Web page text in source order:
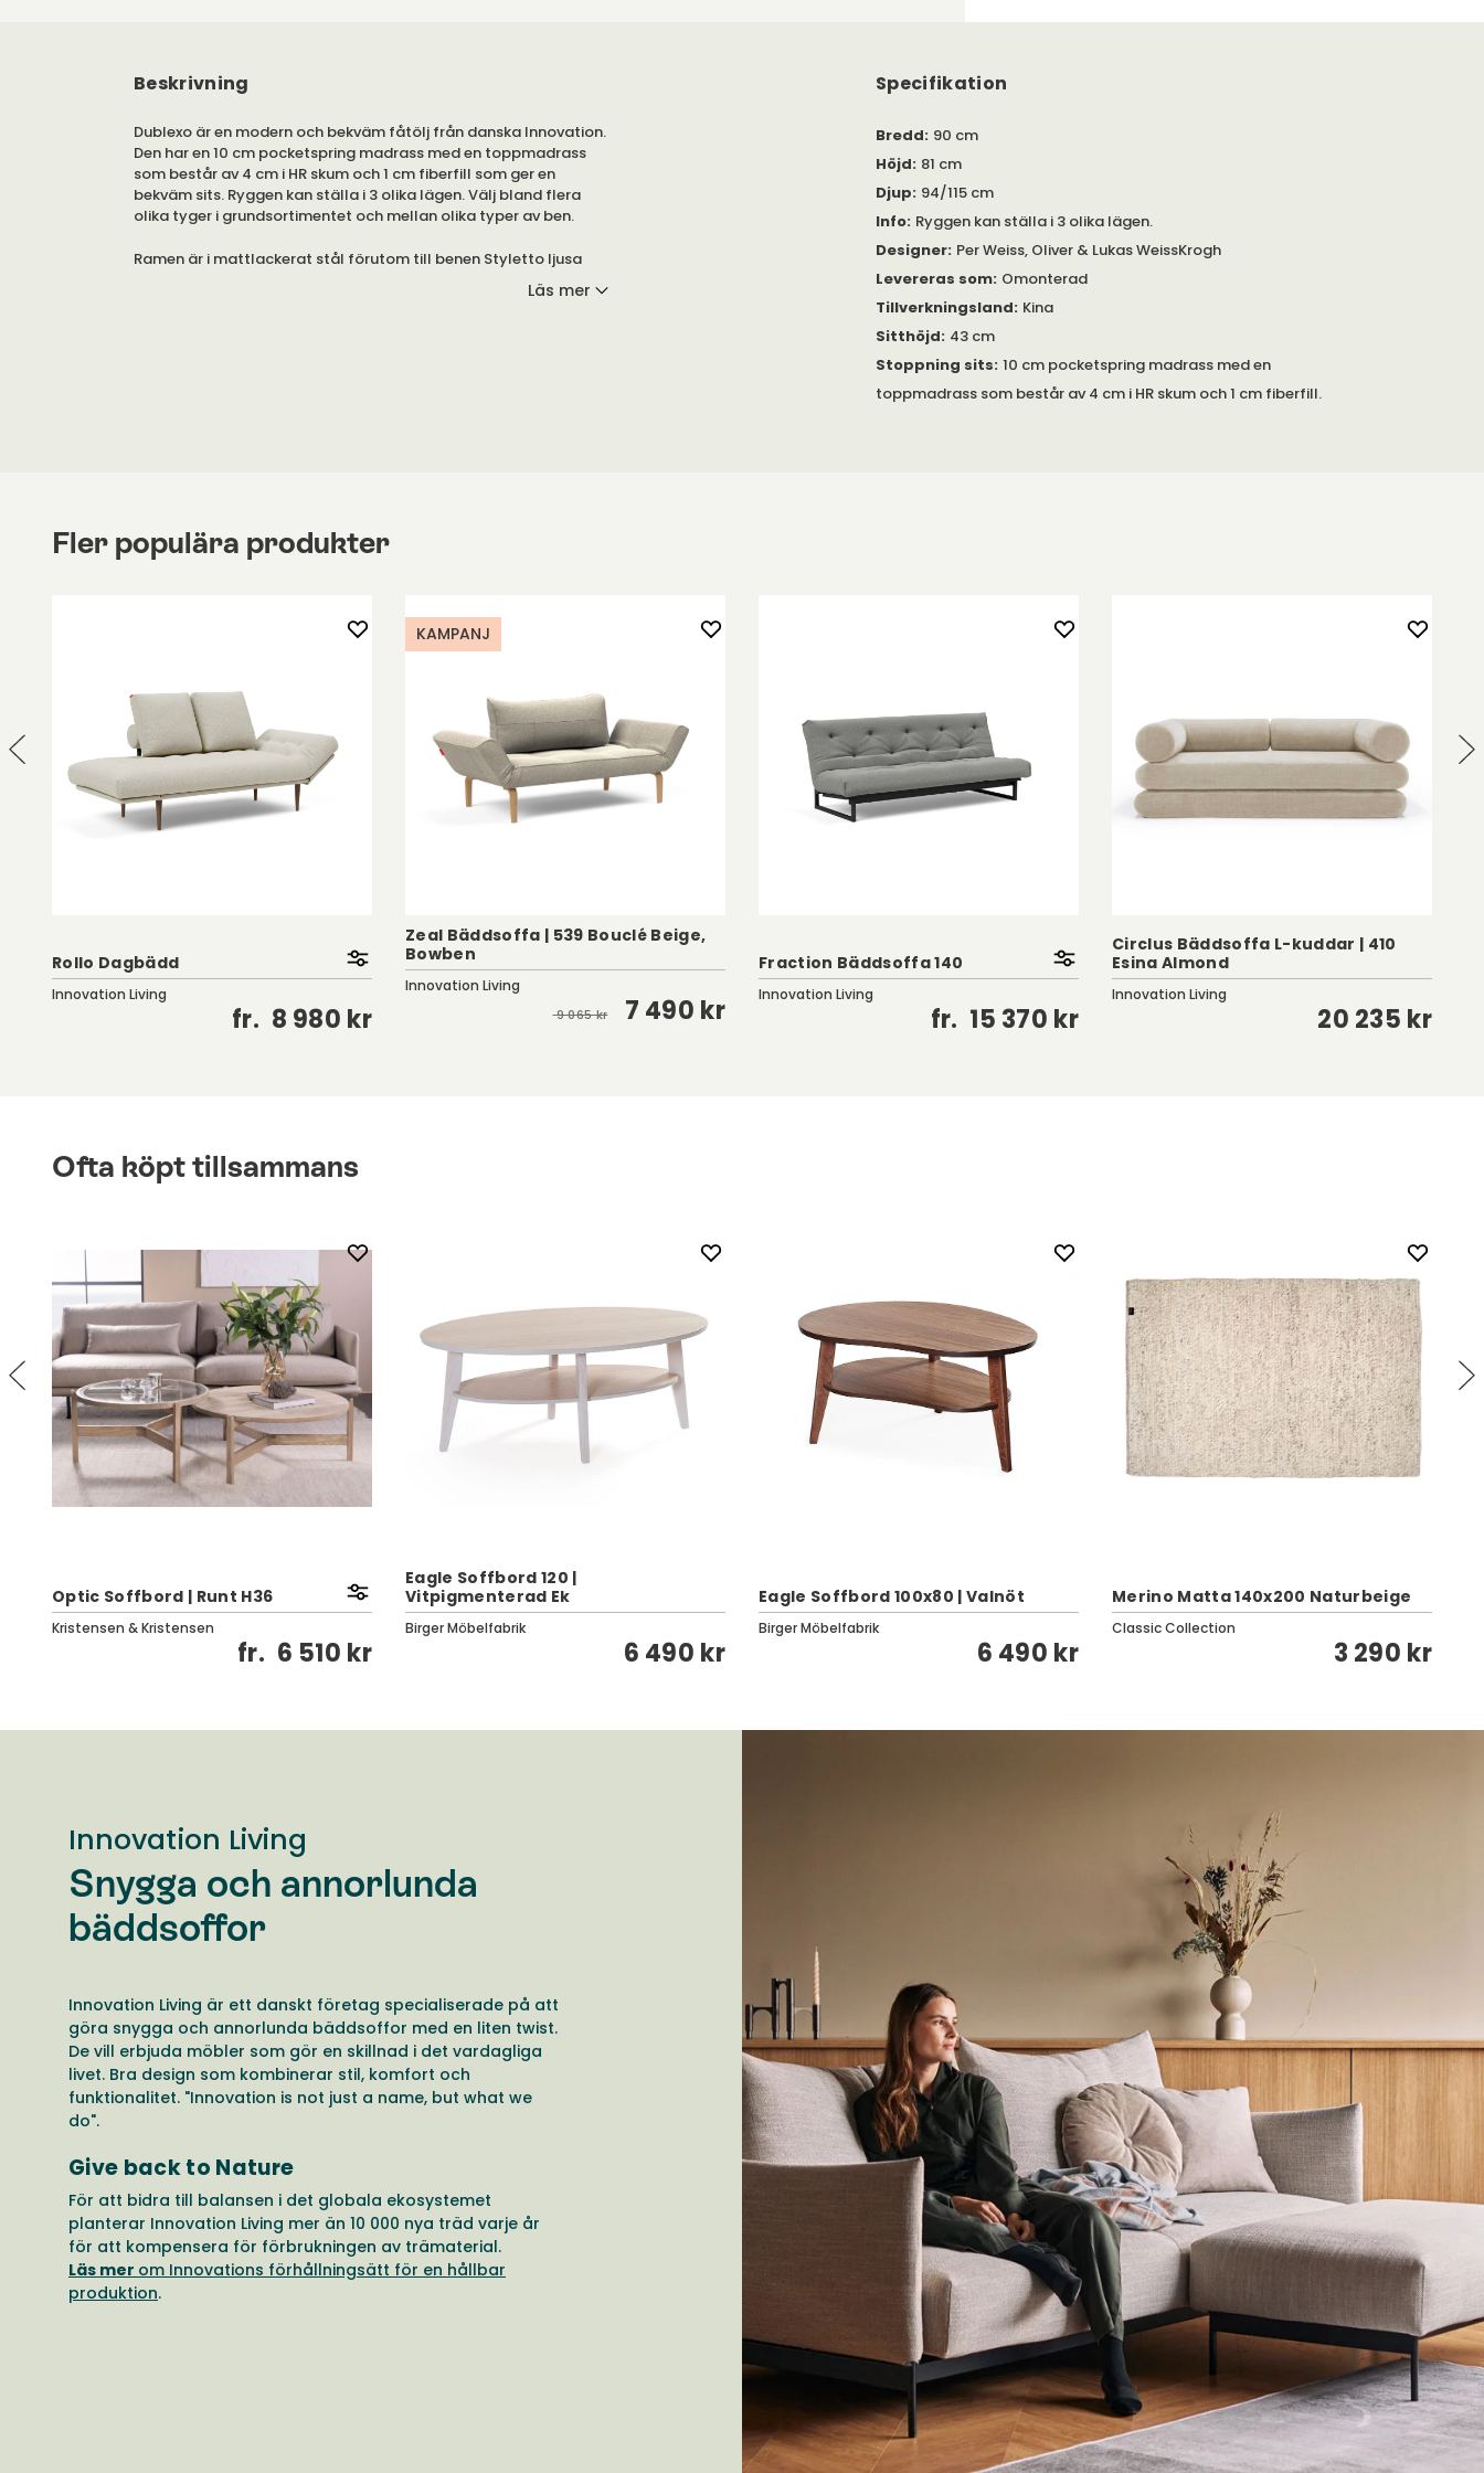
Beskrivning
Dublexo är en modern och bekväm fåtölj från danska Innovation.
Den har en 10 cm pocketspring madrass med en toppmadrass
som består av 4 cm i HR skum och 1 cm fiberfill som ger en
bekväm sits. Ryggen kan ställa i 3 olika lägen. Välj bland flera
olika tyger i grundsortimentet och mellan olika typer av ben.
Ramen är i mattlackerat stål förutom till benen Styletto ljusa
ben där ramen är i silvergrått. Man kan även välja mellan alla
andra tyger från Innovation till en liten högre kostnad samt en
Läs mer
Specifikation
Bredd: 90 cm
Höjd: 81 cm
Djup: 94/115 cm
Info: Ryggen kan ställa i 3 olika lägen.
Designer: Per Weiss, Oliver & Lukas WeissKrogh
Levereras som: Omonterad
Tillverkningsland: Kina
Sitthöjd: 43 cm
Stoppning sits: 10 cm pocketspring madrass med en
toppmadrass som består av 4 cm i HR skum och 1 cm fiberfill.
Fler populära produkter
Rollo Dagbädd
Innovation Living
fr. 8 980 kr
KAMPANJ
Zeal Bäddsoffa | 539 Bouclé Beige,
Bowben
Innovation Living
9 065 kr 7 490 kr
Fraction Bäddsoffa 140
Innovation Living
fr. 15 370 kr
Circlus Bäddsoffa L-kuddar | 410
Esina Almond
Innovation Living
20 235 kr
Ofta köpt tillsammans
Optic Soffbord | Runt H36
Kristensen & Kristensen
fr. 6 510 kr
Eagle Soffbord 120 |
Vitpigmenterad Ek
Birger Möbelfabrik
6 490 kr
Eagle Soffbord 100x80 | Valnöt
Birger Möbelfabrik
6 490 kr
Merino Matta 140x200 Naturbeige
Classic Collection
3 290 kr
Innovation Living
Snygga och annorlunda
bäddsoffor
Innovation Living är ett danskt företag specialiserade på att
göra snygga och annorlunda bäddsoffor med en liten twist.
De vill erbjuda möbler som gör en skillnad i det vardagliga
livet. Bra design som kombinerar stil, komfort och
funktionalitet. "Innovation is not just a name, but what we
do".
Give back to Nature
För att bidra till balansen i det globala ekosystemet
planterar Innovation Living mer än 10 000 nya träd varje år
för att kompensera för förbrukningen av trämaterial.
Läs mer om Innovations förhållningsätt för en hållbar
produktion.